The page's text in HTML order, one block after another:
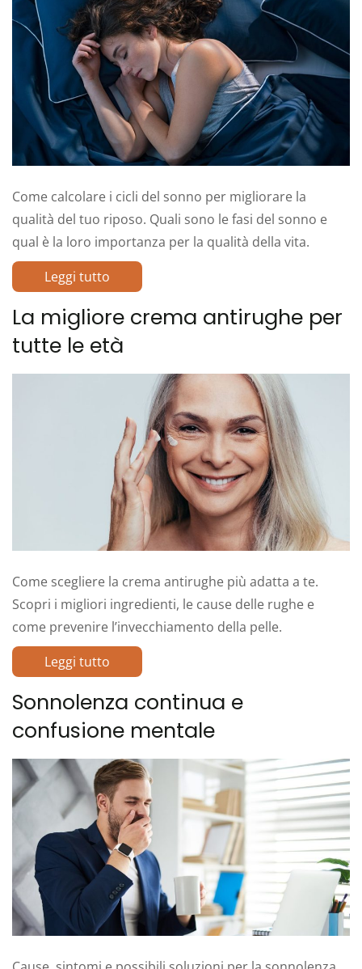
Come calcolare i cicli del sonno per migliorare la
qualità del tuo riposo. Quali sono le fasi del sonno e
qual è la loro importanza per la qualità della vita.
Leggi tutto
La migliore crema antirughe per
tutte le età
Come scegliere la crema antirughe più adatta a te.
Scopri i migliori ingredienti, le cause delle rughe e
come prevenire l’invecchiamento della pelle.
Leggi tutto
Sonnolenza continua e
confusione mentale